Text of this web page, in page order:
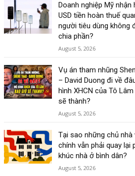
Doanh nghiệp Mỹ nhận
USD tiền hoàn thuế
người tiêu dùng không
chia phần?
August 5, 2026
Vụ án tham nhũng
– David Duong đi về
hình XHCN của Tô
sẽ thành?
August 5, 2026
Tại sao những chủ nhà
chính vẫn phải quay lại
khúc nhà ở bình dân?
August 5, 2026